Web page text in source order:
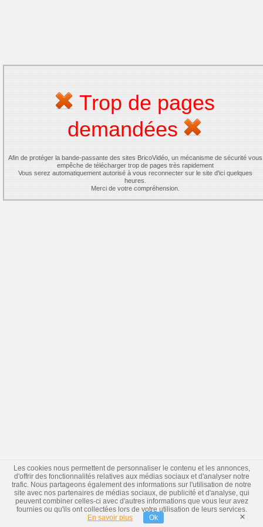
Trop de pages
demandées
Afin de protéger la bande-passante des sites BricoVidéo, un mécanisme de sécurité vous
empêche de télécharger trop de pages très rapidement
Vous serez automatiquement autorisé à vous reconnecter sur le site d'ici quelques
heures.
Merci de votre compréhension.
Les cookies nous permettent de personnaliser le contenu et les annonces,
d'offrir des fonctionnalités relatives aux médias sociaux et d'analyser notre
trafic. Nous partageons également des informations sur l'utilisation de notre
site avec nos partenaires de médias sociaux, de publicité et d'analyse, qui
peuvent combiner celles-ci avec d'autres informations que vous leur avez
fournies ou qu'ils ont collectées lors de votre utilisation de leurs services.
En savoir plus
Ok ×